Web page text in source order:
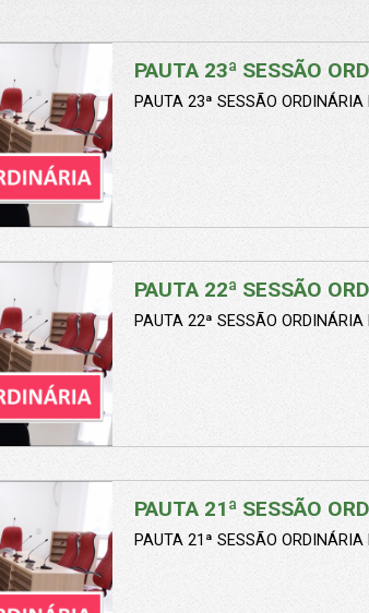
PAUTA 23ª SESSÃO
PAUTA 23ª SESSÃO ORDINÁRIA
PAUTA 22ª SESSÃO
PAUTA 22ª SESSÃO ORDINÁRIA
PAUTA 21ª SESSÃO
PAUTA 21ª SESSÃO ORDINÁRIA